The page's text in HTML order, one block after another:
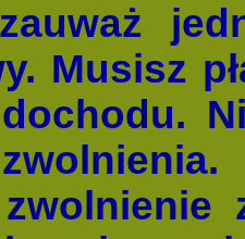
Musisz